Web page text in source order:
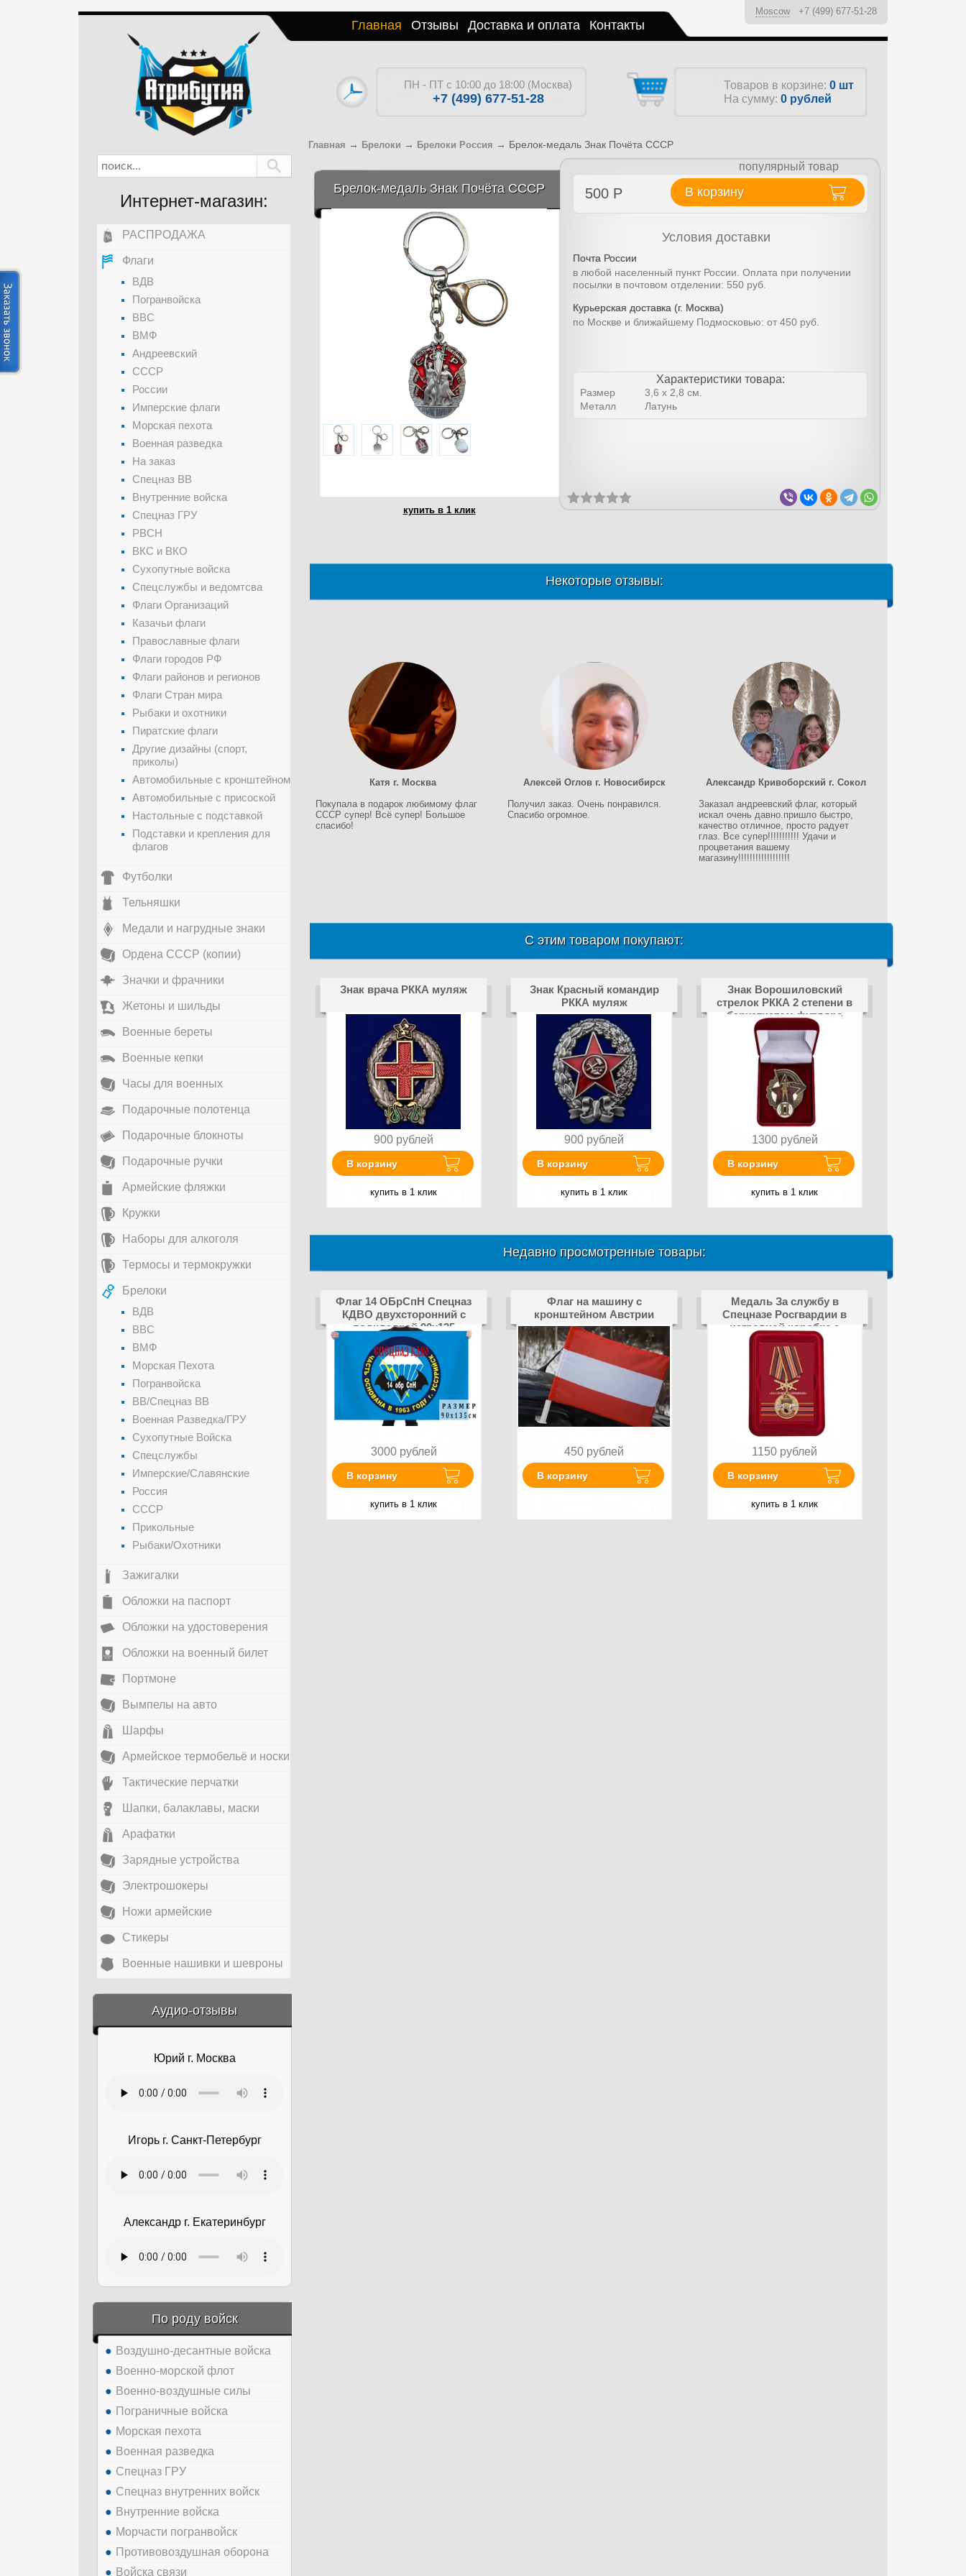
Главная Отзывы Доставка и оплата Контакты
Moscow +7 (499) 677-51-28
ПН - ПТ с 10:00 до 18:00 (Москва)
+7 (499) 677-51-28
Товаров в корзине: 0 шт
На сумму: 0 рублей
Главная → Брелоки → Брелоки Россия → Брелок-медаль Знак Почёта СССР
Брелок-медаль Знак Почёта СССР
популярный товар
500 Р В корзину
купить в 1 клик
Условия доставки
Почта России
в любой населенный пункт России. Оплата при получении
посылки в почтовом отделении: 550 руб.
Курьерская доставка (г. Москва)
по Москве и ближайшему Подмосковью: от 450 руб.
Характеристики товара:
Размер
3,6 x 2,8 см.
Металл
Латунь
Некоторые отзывы:
Катя г. Москва
Покупала в подарок любимому флаг
СССР супер! Всё супер! Большое
спасибо!
Алексей Оглов г. Новосибирск
Получил заказ. Очень понравился.
Спасибо огромное.
Александр Кривоборский г. Сокол
Заказал андреевский флаг, который
искал очень давно.пришло быстро,
качество отличное, просто радует
глаз. Все супер!!!!!!!!!!! Удачи и
процветания вашему
магазину!!!!!!!!!!!!!!!!!!
С этим товаром покупают:
Знак врача РККА муляж
900 рублей
В корзину
купить в 1 клик
Знак Красный командир
РККА муляж
900 рублей
В корзину
купить в 1 клик
Знак Ворошиловский
стрелок РККА 2 степени в
бархатистом футляре
Копия
1300 рублей
В корзину
купить в 1 клик
Недавно просмотренные товары:
Флаг 14 ОБрСпН Спецназ
КДВО двухсторонний с
подкладкой 90х135
3000 рублей
В корзину
купить в 1 клик
Флаг на машину с
кронштейном Австрии
450 рублей
В корзину
Медаль За службу в
Спецназе Росгвардии в
наградной коробке с
удостоверением в
комплекте
1150 рублей
В корзину
купить в 1 клик
Интернет-магазин:
РАСПРОДАЖА
Флаги
ВДВ
Погранвойска
ВВС
ВМФ
Андреевский
СССР
России
Имперские флаги
Морская пехота
Военная разведка
На заказ
Спецназ ВВ
Внутренние войска
Спецназ ГРУ
РВСН
ВКС и ВКО
Сухопутные войска
Спецслужбы и ведомтсва
Флаги Организаций
Казачьи флаги
Православные флаги
Флаги городов РФ
Флаги районов и регионов
Флаги Стран мира
Рыбаки и охотники
Пиратские флаги
Другие дизайны (спорт,
приколы)
Автомобильные с кронштейном
Автомобильные с присоской
Настольные с подставкой
Подставки и крепления для
флагов
Футболки
Тельняшки
Медали и нагрудные знаки
Ордена СССР (копии)
Значки и фрачники
Жетоны и шильды
Военные береты
Военные кепки
Часы для военных
Подарочные полотенца
Подарочные блокноты
Подарочные ручки
Армейские фляжки
Кружки
Наборы для алкоголя
Термосы и термокружки
Брелоки
ВДВ
ВВС
ВМФ
Морская Пехота
Погранвойска
ВВ/Спецназ ВВ
Военная Разведка/ГРУ
Сухопутные Войска
Спецслужбы
Имперские/Славянские
Россия
СССР
Прикольные
Рыбаки/Охотники
Зажигалки
Обложки на паспорт
Обложки на удостоверения
Обложки на военный билет
Портмоне
Вымпелы на авто
Шарфы
Армейское термобельё и носки
Тактические перчатки
Шапки, балаклавы, маски
Арафатки
Зарядные устройства
Электрошокеры
Ножи армейские
Стикеры
Военные нашивки и шевроны
Аудио-отзывы
&amp;nbsp;
Юрий г. Москва
Игорь г. Санкт-Петербург
Александр г. Екатеринбург
По роду войск
Воздушно-десантные войска
Военно-морской флот
Военно-воздушные силы
Пограничные войска
Морская пехота
Военная разведка
Спецназ ГРУ
Спецназ внутренних войск
Внутренние войска
Морчасти погранвойск
Противовоздушная оборона
Войска связи